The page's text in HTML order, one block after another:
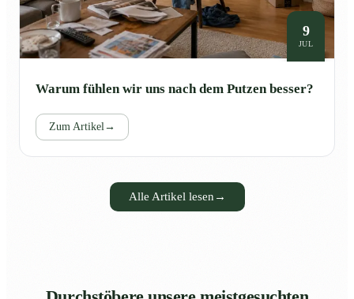
9
JUL
Warum fühlen wir uns nach dem Putzen besser?
Zum Artikel →
Alle Artikel lesen →